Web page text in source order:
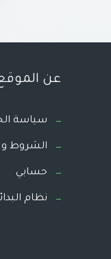
عن
سياسة
الشروط و
حسابي
نظام